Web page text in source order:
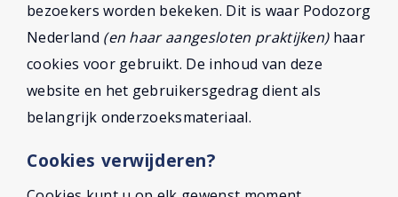
bezoekers worden bekeken. Dit is waar Podozorg
Nederland (en haar aangesloten praktijken)haar
cookies voor gebruikt. De inhoud van deze
website en het gebruikersgedrag dient als
belangrijk onderzoeksmateriaal.
Cookies verwijderen?